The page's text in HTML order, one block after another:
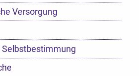
Versorgung
Selbstbestimmung